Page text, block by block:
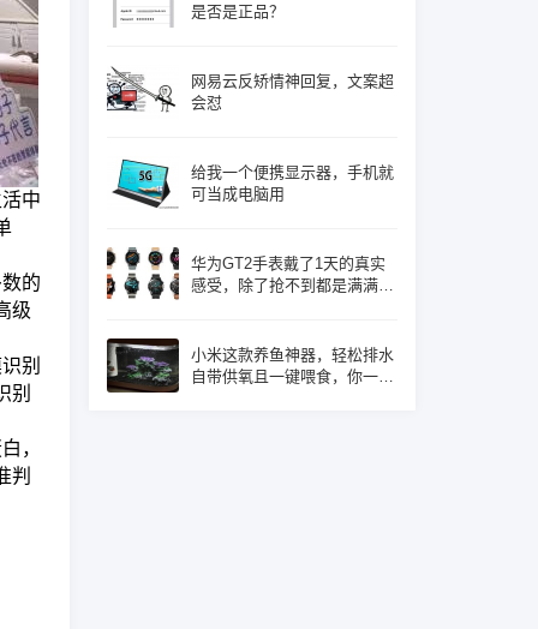
中
的
级
别
别
，
判
是否是正品？
网易云反矫情神回复，文案超
会怼
给我一个便携显示器，手机就
可当成电脑用
华为GT2手表戴了1天的真实
感受，除了抢不到都是满满的
小米这款养鱼神器，轻松排水
自带供氧且一键喂食，你一定